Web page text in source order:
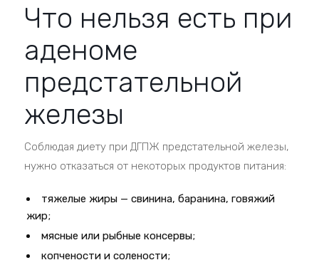
Что нельзя есть при
аденоме
предстательной
железы
Соблюдая диету при ДГПЖ предстательной железы,
нужно отказаться от некоторых продуктов питания:
тяжелые жиры — свинина, баранина, говяжий
жир;
мясные или рыбные консервы;
копчености и солености;